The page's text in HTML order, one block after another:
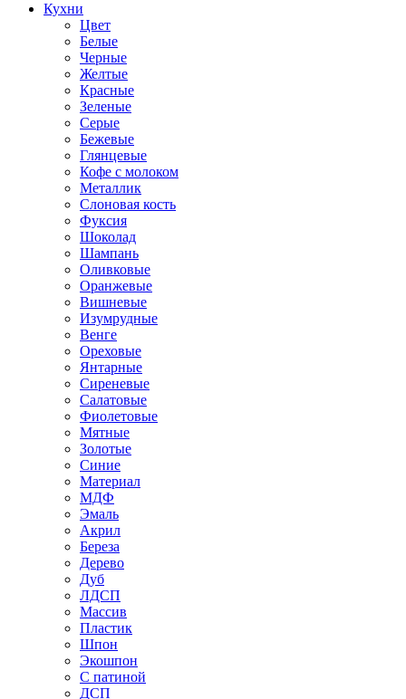
Кухни
Цвет
Белые
Черные
Желтые
Красные
Зеленые
Серые
Бежевые
Глянцевые
Кофе с молоком
Металлик
Слоновая кость
Фуксия
Шоколад
Шампань
Оливковые
Оранжевые
Вишневые
Изумрудные
Венге
Ореховые
Янтарные
Сиреневые
Салатовые
Фиолетовые
Мятные
Золотые
Синие
Материал
МДФ
Эмаль
Акрил
Береза
Дерево
Дуб
ЛДСП
Массив
Пластик
Шпон
Экошпон
С патиной
ДСП